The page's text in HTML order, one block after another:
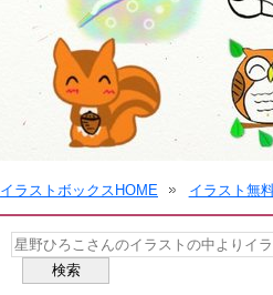
イラストボックスHOME イラスト無